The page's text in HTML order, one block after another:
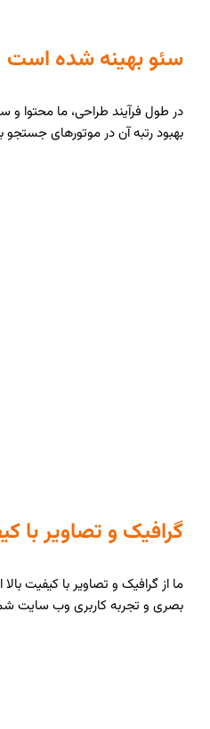
سئو بهینه شده است
در طول فرآیند طراحی، ما محتوا و
بهبود رتبه آن در موتورهای جستجو
گرافیک و تصاویر با
ما از گرافیک و تصاویر با کیفیت
بصری و تجربه کاربری وب سایت